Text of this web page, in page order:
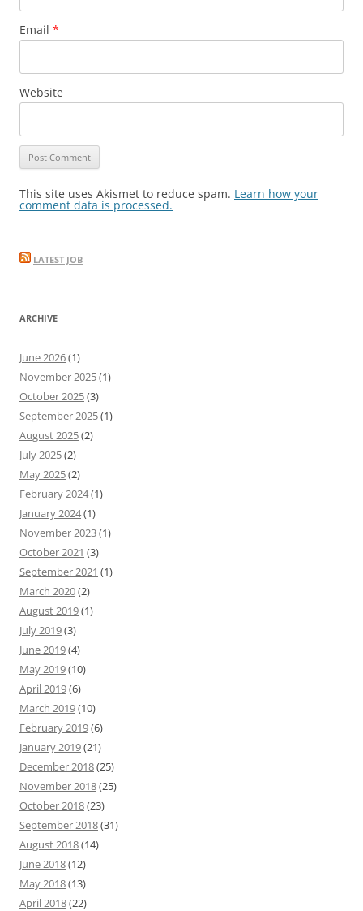
Email *
Website
This site uses Akismet to reduce spam. Learn how your
comment data is processed.
LATEST JOB
ARCHIVE
June 2026(1)
November 2025(1)
October 2025(3)
September 2025(1)
August 2025(2)
July 2025(2)
May 2025(2)
February 2024(1)
January 2024(1)
November 2023(1)
October 2021 (3)
September 2021 (1)
March 2020(2)
August 2019(1)
July 2019(3)
June 2019(4)
May 2019(10)
April 2019(6)
March 2019(10)
February 2019(6)
January 2019(21)
December 2018(25)
November 2018(25)
October 2018(23)
September 2018(31)
August 2018(14)
June 2018(12)
May 2018(13)
April 2018(22)